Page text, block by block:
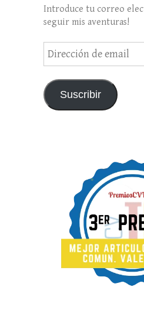
Introduce tu correo
seguir mis aventuras!
Dirección
de
Suscribir